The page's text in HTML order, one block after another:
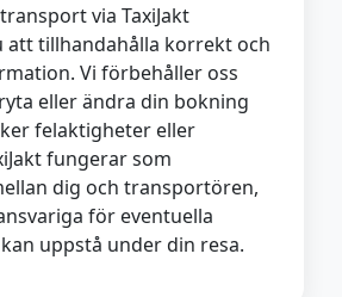
via TaxiJakt
att tillhandahålla korrekt och
Vi förbehåller oss
eller ändra din bokning
felaktigheter eller
fungerar som
dig och transportören,
för eventuella
uppstå under din resa.